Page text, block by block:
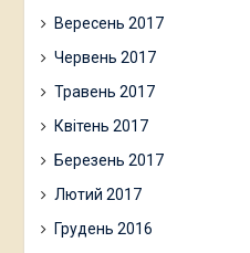
Вересень 2017
Червень 2017
Травень 2017
Квітень 2017
Березень 2017
Лютий 2017
Грудень 2016